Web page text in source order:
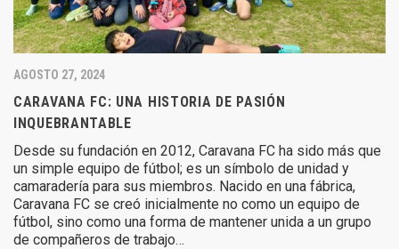
AGOSTO 27, 2024
CARAVANA FC: UNA HISTORIA DE PASIÓN
INQUEBRANTABLE
Desde su fundación en 2012, Caravana FC ha sido más que
un simple equipo de fútbol; es un símbolo de unidad y
camaradería para sus miembros. Nacido en una fábrica,
Caravana FC se creó inicialmente no como un equipo de
fútbol, sino como una forma de mantener unida a un grupo
de compañeros de trabajo…